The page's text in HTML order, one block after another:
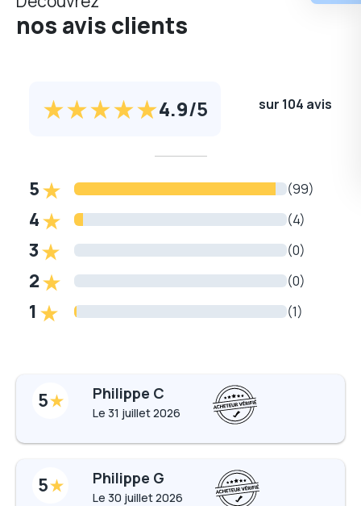
nos avis clients
4.9/5 sur 104 avis
5 (99)
4 (4)
3 (0)
2 (0)
1 (1)
5 Philippe C
Le 31 juillet 2026
5 Philippe G
Le 30 juillet 2026